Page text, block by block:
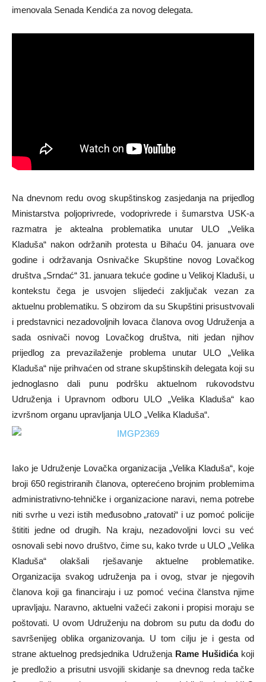
imenovala Senada Kendića za novog delegata.
Na dnevnom redu ovog skupštinskog zasjedanja na prijedlog
Ministarstva poljoprivrede, vodoprivrede i šumarstva USK-a
razmatra je aktealna problematika unutar ULO „Velika
Kladuša“ nakon održanih protesta u Bihaću 04. januara ove
godine i održavanja Osnivačke Skupštine novog Lovačkog
društva „Srndać“ 31. januara tekuće godine u Velikoj Kladuši, u
kontekstu čega je usvojen slijedeći zaključak vezan za
aktuelnu problematiku. S obzirom da su Skupštini prisustvovali
i predstavnici nezadovoljnih lovaca članova ovog Udruženja a
sada osnivači novog Lovačkog društva, niti jedan njihov
prijedlog za prevazilaženje problema unutar ULO „Velika
Kladuša“ nije prihvaćen od strane skupštinskih delegata koji su
jednoglasno dali punu podršku aktuelnom rukovodstvu
Udruženja i Upravnom odboru ULO „Velika Kladuša“ kao
izvršnom organu upravljanja ULO „Velika Kladuša“.
Iako je Udruženje Lovačka organizacija „Velika Kladuša“, koje
broji 650 registriranih članova, opterećeno brojnim problemima
administrativno-tehničke i organizacione naravi, nema potrebe
niti svrhe u vezi istih međusobno „ratovati“ i uz pomoć policije
štititi jedne od drugih. Na kraju, nezadovoljni lovci su već
osnovali sebi novo društvo, čime su, kako tvrde u ULO „Velika
Kladuša“ olakšali rješavanje aktuelne problematike.
Organizacija svakog udruženja pa i ovog, stvar je njegovih
članova koji ga financiraju i uz pomoć većina članstva njime
upravljaju. Naravno, aktuelni važeći zakoni i propisi moraju se
poštovati. U ovom Udruženju na dobrom su putu da dođu do
savršenijeg oblika organizovanja. U tom cilju je i gesta od
strane aktuelnog predsjednika Udruženja Rame Hušidićakoji
je predložio a prisutni usvojili skidanje sa dnevnog reda tačke